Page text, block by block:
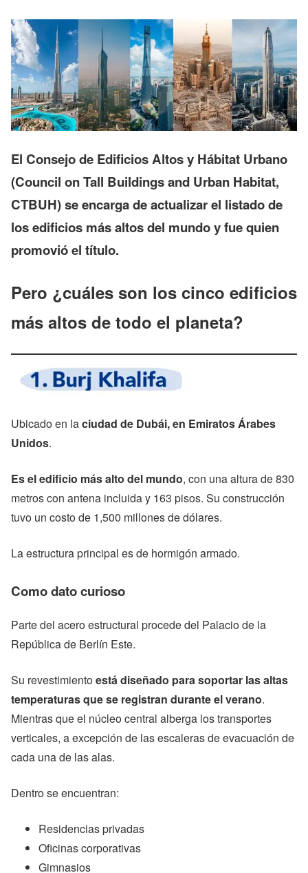
El Consejo de Edificios Altos y Hábitat Urbano
(Council on Tall Buildings and Urban Habitat,
CTBUH) se encarga de actualizar el listado de
los edificios más altos del mundo y fue quien
promovió el título.
Pero ¿cuáles son los cinco edificios
más altos de todo el planeta?
Ubicado en laciudad de Dubái, en Emiratos Árabes
Unidos.
Es el edificio más alto del mundo, con una altura de 830
metros con antena incluida y 163 pisos. Su construcción
tuvo un costo de 1,500 millones de dólares.
La estructura principal es de hormigón armado.
Como dato curioso
Parte del acero estructural procede del Palacio de la
República de Berlín Este.
Su revestimientoestá diseñado para soportar las altas
temperaturas que se registran durante el verano.
Mientras que el núcleo central alberga los transportes
verticales, a excepción de las escaleras de evacuación de
cada una de las alas.
Dentro se encuentran:
Residencias privadas
Oficinas corporativas
Gimnasios